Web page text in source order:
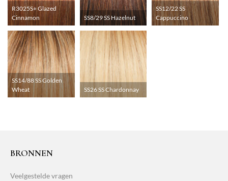
R3025S+ Glazed
Cinnamon
SS8/29 SS Hazelnut
SS12/22 SS
Cappuccino
SS14/88 SS Golden
Wheat
SS26 SS Chardonnay
BRONNEN
Veelgestelde vragen